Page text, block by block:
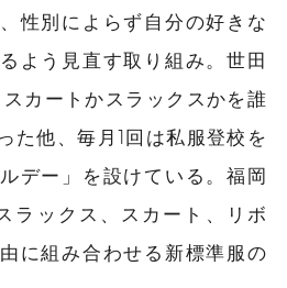
性別によらず自分の好きな
よう見直す取り組み。世田
カートかスラックスかを誰
た他、毎月1回は私服登校を
デー」を設けている。福岡
ラックス、スカート、リボ
に組み合わせる新標準服の